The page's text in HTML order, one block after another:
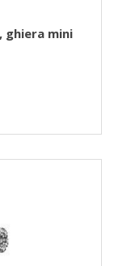
ghiera mini